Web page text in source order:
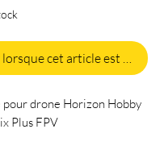
cet article est
pour drone Horizon Hobby
Plus FPV